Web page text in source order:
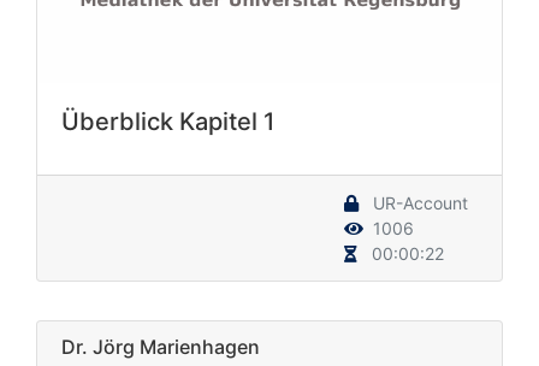
Überblick Kapitel 1
UR-Account
1006
00:00:22
Dr. Jörg Marienhagen